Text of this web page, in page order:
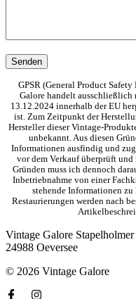
GPSR (General Product
Galore handelt ausschließlich
13.12.2024 innerhalb der EU
ist. Zum Zeitpunkt der
Hersteller dieser Vintage-
unbekannt. Aus diesen
Informationen ausfindig und
vor dem Verkauf überprüft
Gründen muss ich dennoch
Inbetriebnahme von einer
stehende Informationen
Restaurierungen werden nach
Vintage Galore
24988 Oeversee
© 2026 Vintage Galore